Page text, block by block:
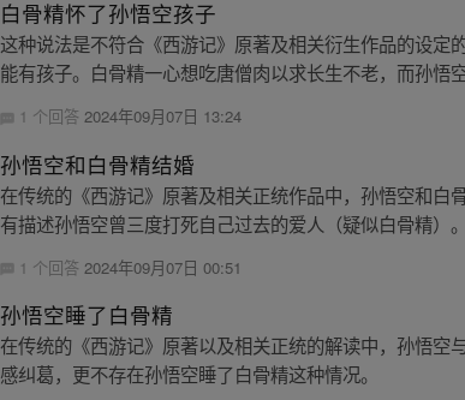
白骨精怀了孙悟空孩子
这种说法是不符合《西游记》原著及相关衍生作品的设
能有孩子。白骨精一心想吃唐僧肉以求长生不老，而孙悟
1 个回答2024年09月07日 13:24
孙悟空和白骨精结婚
在传统的《西游记》原著及相关正统作品中，孙悟空和
有描述孙悟空曾三度打死自己过去的爱人（疑似白骨精）
1 个回答 2024年09月07日 00:51
孙悟空睡了白骨精
在传统的《西游记》原著以及相关正统的解读中，孙悟
感纠葛，更不存在孙悟空睡了白骨精这种情况。